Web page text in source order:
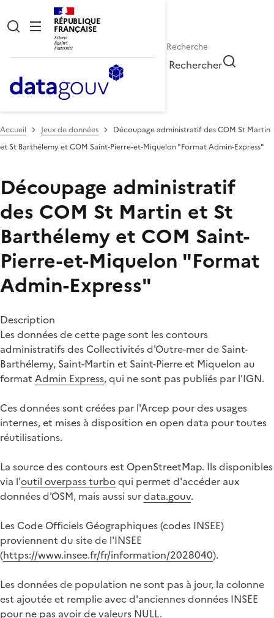
RÉPUBLIQUE
FRANÇAISE
Rechercher
Accueil Jeux de données
Découpage administratif des COM St Martin
et St Barthélemy et COM Saint-Pierre-et-Miquelon "Format Admin-Express"
Découpage administratif
des COM St Martin et St
Barthélemy et COM Saint-
Pierre-et-Miquelon "Format
Admin-Express"
Description
Les données de cette page sont les contours
administratifs des Collectivités d'Outre-mer de Saint-
Barthélemy, Saint-Martin et Saint-Pierre et Miquelon au
format Admin Express, qui ne sont pas publiés par l'IGN.
Ces données sont créées par l'Arcep pour des usages
internes, et mises à disposition en open data pour toutes
réutilisations.
La source des contours est OpenStreetMap. Ils disponibles
via l'outil overpass turboqui permet d'accéder aux
données d'OSM, mais aussi surdata.gouv.
Les Code Officiels Géographiques (codes INSEE)
proviennent du site de l'INSEE
(https://www.insee.fr/fr/information/2028040).
Les données de population ne sont pas à jour, la colonne
est ajoutée et remplie avec d'anciennes données INSEE
pour ne pas avoir de valeurs NULL.